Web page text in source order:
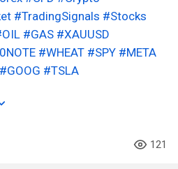
#TradingSignals #Stocks
#GAS #XAUUSD
#WHEAT #SPY #META
#GOOG #TSLA
121